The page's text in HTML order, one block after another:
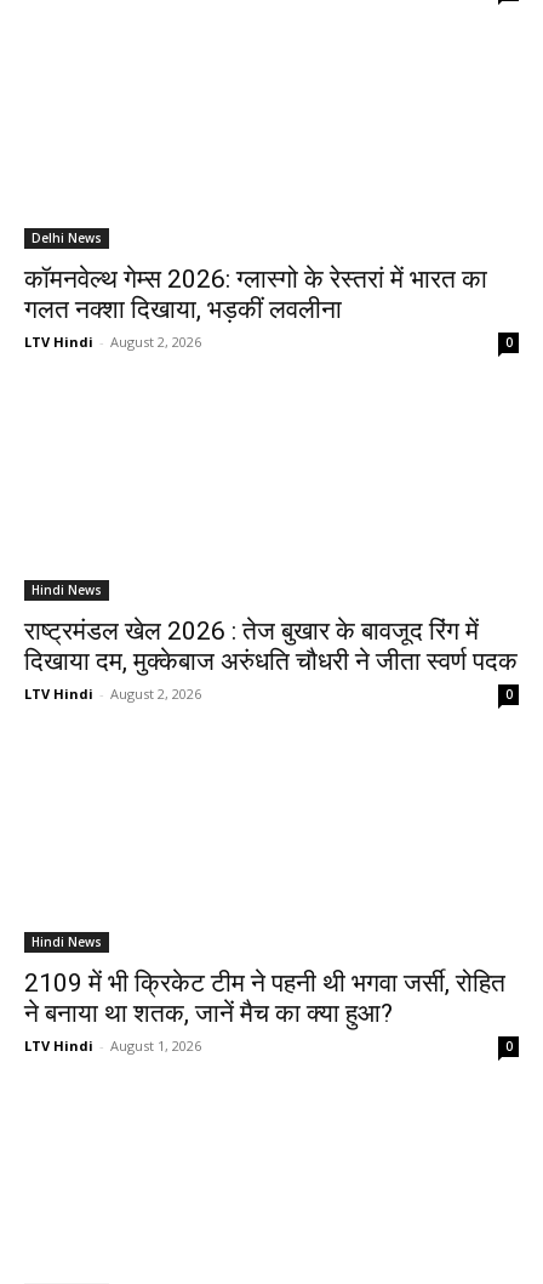
Delhi News
कॉमनवेल्थ गेम्स 2026: ग्लास्गो के रेस्तरां में भारत का
गलत नक्शा दिखाया, भड़कीं लवलीना
LTV Hindi - August 2, 2026 0
Hindi News
राष्ट्रमंडल खेल 2026 : तेज बुखार के बावजूद रिंग में
दिखाया दम, मुक्केबाज अरुंधति चौधरी ने जीता स्वर्ण पदक
LTV Hindi - August 2, 2026 0
Hindi News
2109 में भी क्रिकेट टीम ने पहनी थी भगवा जर्सी, रोहित
ने बनाया था शतक, जानें मैच का क्या हुआ?
LTV Hindi - August 1, 2026 0